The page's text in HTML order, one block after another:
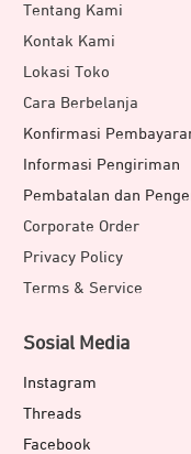
Gabungkan dua
Tentang Kami
Kontak Kami
Lokasi Toko
Cara Berbelanja
Konfirmasi
Informasi Pengiriman
Pembatalan dan
Corporate Order
Privacy Policy
Terms & Service
Sosial Media
Instagram
Threads
Facebook